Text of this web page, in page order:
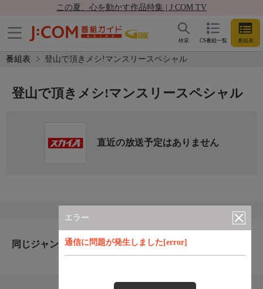
この夏、心を動かす作品特集 | J:COM TV
CS番組一覧 番組表
検索
番組表 登山で頂きメシ!マンスリースペシャル
エラー
通信に問題が発生しました[error]
登山で頂きメシ!マンスリースペシャル
直近の放送予定はありません
同じジャンルのおすすめ番組